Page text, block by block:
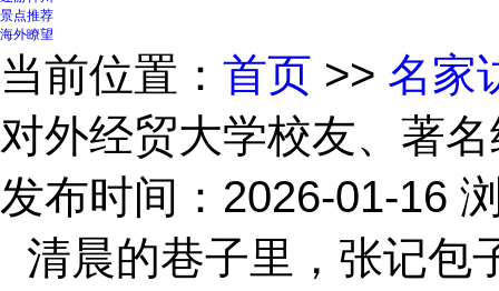
景点推荐
海外瞭望
当前位置： 首页 >> 名家
对外经贸大学校友、著
发布时间：2026-01-16
清晨的巷子里，张记包